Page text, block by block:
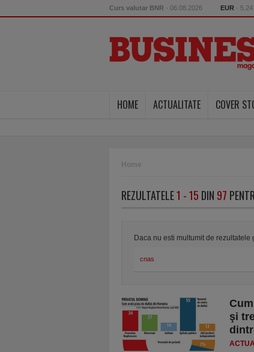
Curs valutar BNR - 06.08.2026 EUR -
HOME ACTUALITATE COVER
Home
REZULTATELE1 - 15 DIN 97
Daca nu esti multumit de
şi